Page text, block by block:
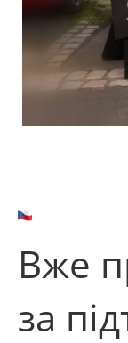
Вже
за